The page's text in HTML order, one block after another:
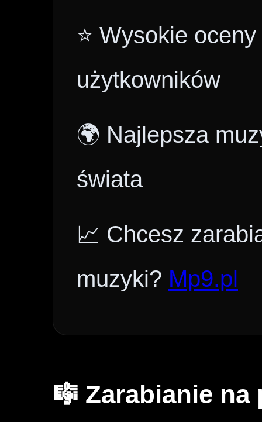
⭐ Wysokie
użytkowników
🌍 Najlepsza
świata
📈 Chcesz
muzyki? Mp9.pl
🎼 Zarabianie